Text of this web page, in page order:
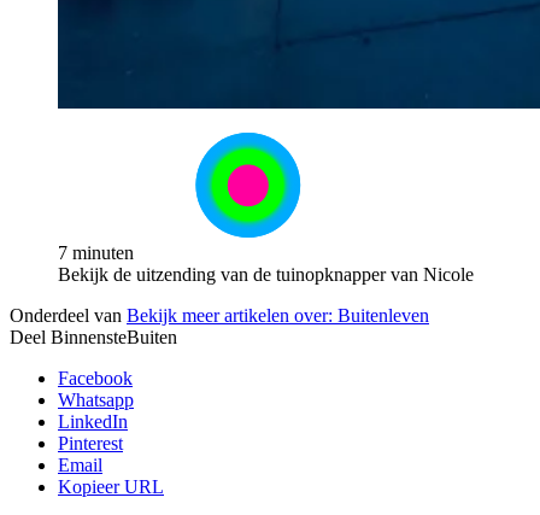
7 minuten
Bekijk de uitzending van de tuinopknapper van Nicole
Onderdeel van Bekijk meer artikelen over: Buitenleven
Deel BinnensteBuiten
Facebook
Whatsapp
LinkedIn
Pinterest
Email
Kopieer URL